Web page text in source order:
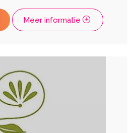
Meer informatie